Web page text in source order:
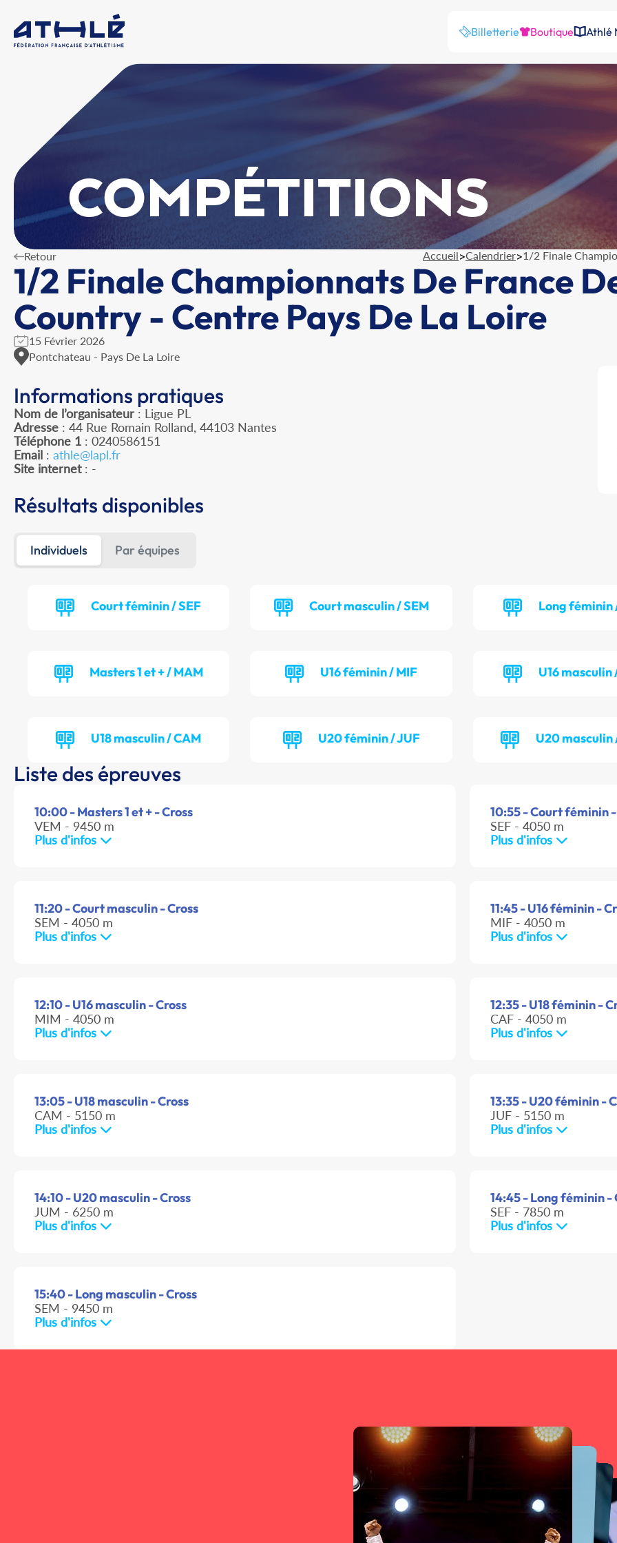
Billetterie Boutique Athlé
COMPÉTITIONS
Retour Accueil>Calendrier>1/2 Finale
1/2 Finale Championnats De France
Country - Centre Pays De La Loire
15 Février 2026
Pontchateau - Pays De La Loire
Informations pratiques
Nom de l’organisateur : Ligue PL
Adresse : 44 Rue Romain Rolland, 44103 Nantes
Téléphone 1 : 0240586151
Email : athle@lapl.fr
Site internet: -
Résultats disponibles
Individuels Par équipes
Court féminin / SEF Court masculin / SEM Long féminin
Masters 1 et + / MAM U16 féminin / MIF U16 masculin
U18 masculin / CAM U20 féminin / JUF U20 masculin
Liste des épreuves
10:00 - Masters 1 et + - Cross
VEM - 9450 m
Plus d'infos
10:55 - Court féminin -
SEF - 4050 m
Plus d'infos
11:20 - Court masculin - Cross
SEM - 4050 m
Plus d'infos
11:45 - U16 féminin -
MIF - 4050 m
Plus d'infos
12:10 - U16 masculin - Cross
MIM - 4050 m
Plus d'infos
12:35 - U18 féminin -
CAF - 4050 m
Plus d'infos
13:05 - U18 masculin - Cross
CAM - 5150 m
Plus d'infos
13:35 - U20 féminin -
JUF - 5150 m
Plus d'infos
14:10 - U20 masculin - Cross
JUM - 6250 m
Plus d'infos
14:45 - Long féminin -
SEF - 7850 m
Plus d'infos
15:40 - Long masculin - Cross
SEM - 9450 m
Plus d'infos